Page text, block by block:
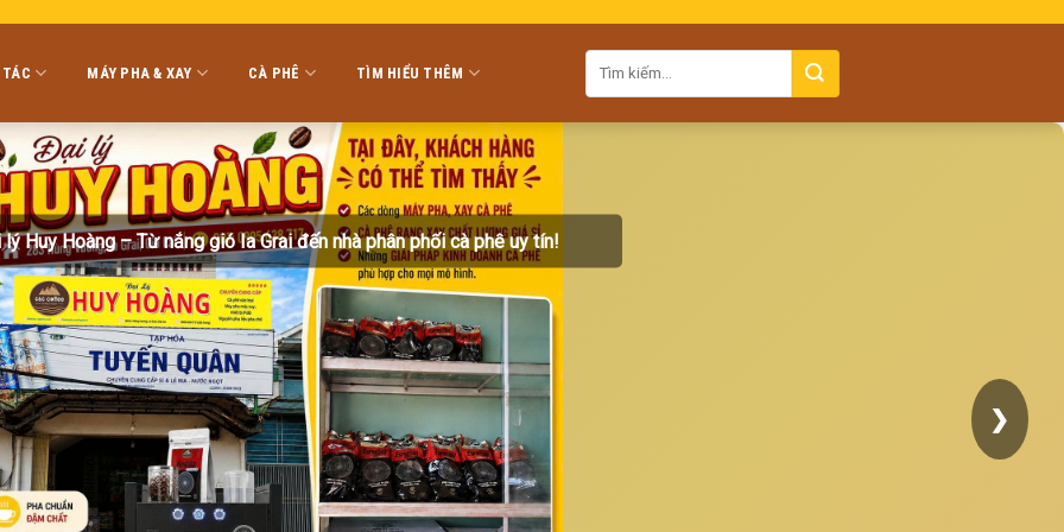
MÁY PHA & XAY CÀ PHÊ TÌM HIỂU THÊM
Huy Hoàng – Từ nắng gió Ia Grai đến nhà phân phối cà phê uy tín!
❯